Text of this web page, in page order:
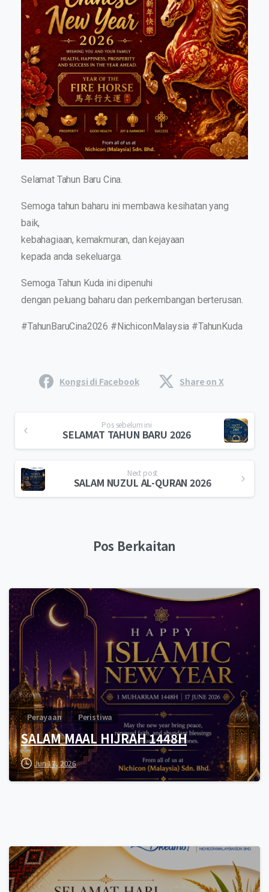
Selamat Tahun Baru Cina.
Semoga tahun baharu ini membawa kesihatan yang
baik,
kebahagiaan, kemakmuran, dan kejayaan
kepada anda sekeluarga.
Semoga Tahun Kuda ini dipenuhi
dengan peluang baharu dan perkembangan berterusan.
#TahunBaruCina2026 #NichiconMalaysia #TahunKuda
Kongsi di Facebook Share on X
Pos sebelum ini
SELAMAT TAHUN BARU 2026
Next post
SALAM NUZUL AL-QURAN 2026
Pos Berkaitan
Perayaan Peristiwa
SALAM MAAL HIJRAH 1448H
Jun 17, 2026
0